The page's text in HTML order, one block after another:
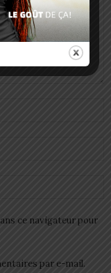
ce navigateur pour
par e-mail.